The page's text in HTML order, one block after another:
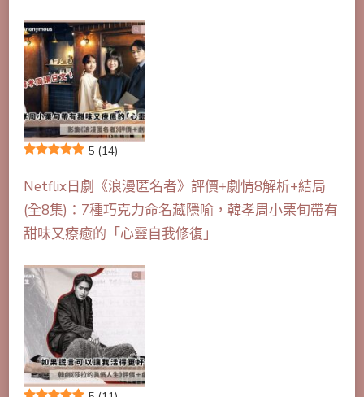
5 (14)
Netflix日劇《浪漫匿名者》評價+劇情8解析+結局
(全8集)：7種巧克力命名藏隱喻，韓孝周小栗旬帶有
甜味又療癒的「心靈自我修復」